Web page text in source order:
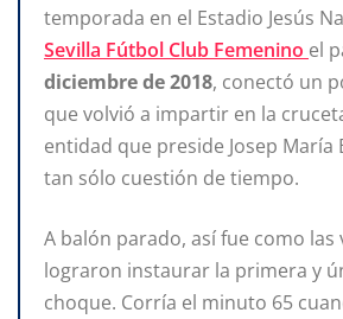
temporada en el Estadio Jesús
Sevilla Fútbol Club Femenino el
diciembre de 2018, conectó un
que volvió a impartir en la
entidad que preside Josep María
tan sólo cuestión de tiempo.
A balón parado, así fue como las
lograron instaurar la primera y
choque. Corría el minuto 65